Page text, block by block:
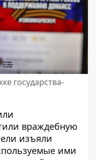
государства-
враждебную
изъяли
ими